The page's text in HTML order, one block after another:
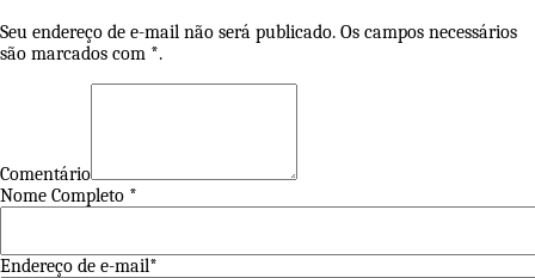
Seu endereço de e-mail não será publicado. Os campos necessários
são marcados com *.
Comentário
Nome Completo *
Endereço de e-mail*